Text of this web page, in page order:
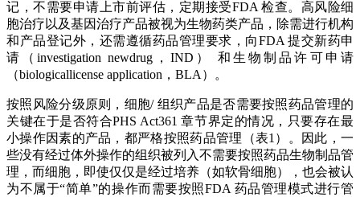
记，不需要申请上市前评估，定期接受FDA 检查。高风险细
胞治疗以及基因治疗产品被视为生物药类产品，除需进行机构
和产品登记外，还需遵循药品管理要求，向FDA 提交新药申
请（investigation newdrug，IND） 和生物制品许可申请
（biologicallicense application，BLA）。
按照风险分级原则，细胞/ 组织产品是否需要按照药品管理的
关键在于是否符合PHS Act361 章节界定的情况，只要存在最
小操作因素的产品，都严格按照药品管理（表1）。因此，一
些没有经过体外操作的组织被列入不需要按照药品生物制品管
理，而细胞，即使仅仅是经过培养（如软骨细胞），也会被认
为不属于“简单”的操作而需要按照FDA 药品管理模式进行管